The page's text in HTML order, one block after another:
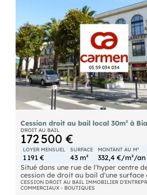
Cession droit au bail local 30m² à
DROIT AU BAIL
172 500 €
LOYER MENSUEL
1 191 €
SURFACE
43 m²
MONTANT AU M²
332,4 €/m²/an
Situé dans une rue de l'hyper centre
cession de droit au bail d'une surface
30m² plus 17m² de reserves. Loyer
CESSION DROIT AU BAIL IMMOBILIER
COMMERCIAUX - BOUTIQUES